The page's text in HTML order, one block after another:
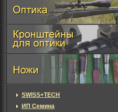
SWISS+TECH
ИП Семина